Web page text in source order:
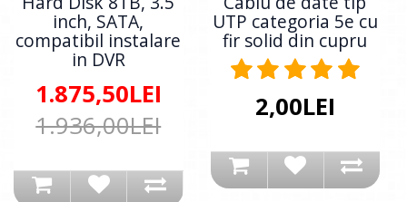
inch, SATA,
compatibil instalare
in DVR
1.875,50LEI
1.936,00LEI
UTP categoria 5e cu
fir solid din cupru
2,00LEI